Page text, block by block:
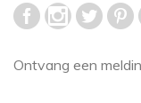
Ontvang een